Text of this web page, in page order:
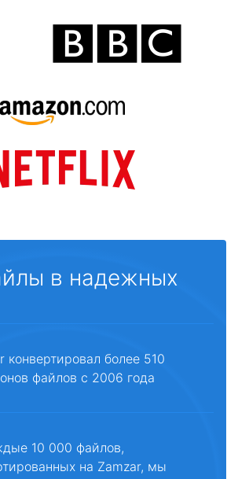
в надежных
конвертировал более 510
файлов с 2006 года
10 000 файлов,
на Zamzar, мы